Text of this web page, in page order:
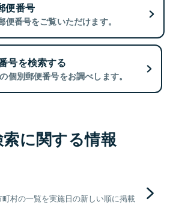
便番号
便番号をご覧いただけます。
号を検索する
個別郵便番号をお調べします。
に関する情報
村の一覧を実施日の新しい順に掲載